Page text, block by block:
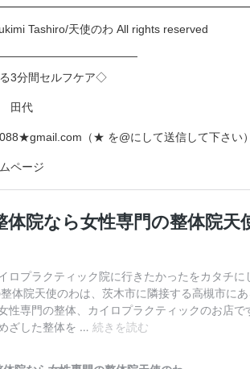
Tashiro/天使のわ All rights reserved
3分間セルフケア◇
田代
（★ を@にして送信して下さい
ページ